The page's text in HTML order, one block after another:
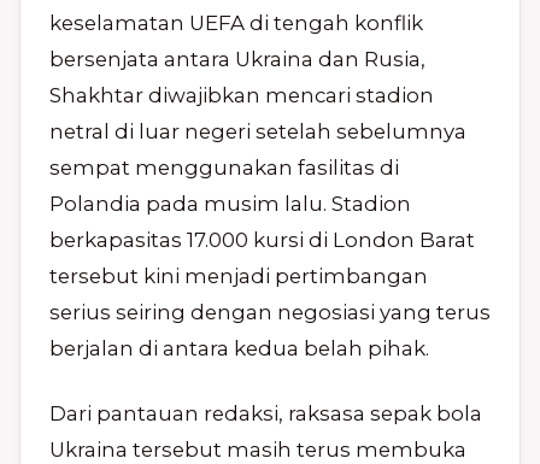
keselamatan UEFA di tengah konflik
bersenjata antara Ukraina dan Rusia,
Shakhtar diwajibkan mencari stadion
netral di luar negeri setelah sebelumnya
sempat menggunakan fasilitas di
Polandia pada musim lalu. Stadion
berkapasitas 17.000 kursi di London Barat
tersebut kini menjadi pertimbangan
serius seiring dengan negosiasi yang terus
berjalan di antara kedua belah pihak.
Dari pantauan redaksi, raksasa sepak bola
Ukraina tersebut masih terus membuka